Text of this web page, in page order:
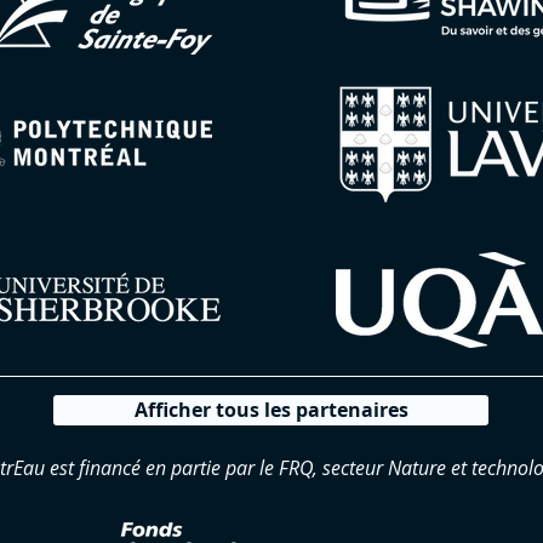
Afficher tous les partenaires
est financé en partie par le FRQ, secteur Nature et